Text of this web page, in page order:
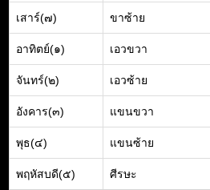
เสาร์(๗) ขาซ้าย
อาทิตย์(๑) เอวขวา
จันทร์(๒) เอวซ้าย
อังคาร(๓) แขนขวา
พุธ(๔) แขนซ้าย
พฤหัสบดี(๕) ศีรษะ